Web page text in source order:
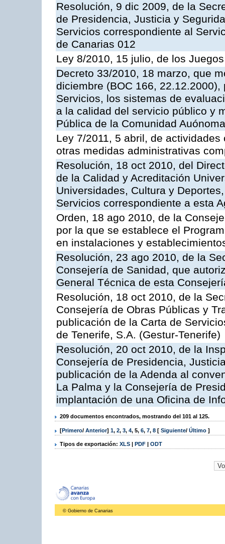
Resolución, 9 dic 2009, de la
de Presidencia, Justicia y
Servicios correspondiente al
de Canarias 012
Ley 8/2010, 15 julio, de los
Decreto 33/2010, 18 marzo, que
diciembre (BOC 166,
Servicios, los sistemas de
a la calidad del servicio público y
Pública de la Comunidad
Ley 7/2011, 5 abril, de
otras medidas administrativas
Resolución, 18 oct 2010, del
de la Calidad y Acreditación
Universidades, Cultura y
Servicios correspondiente a esta
Orden, 18 ago 2010, de la
por la que se establece el
en instalaciones y
Resolución, 23 ago 2010, de la
Consejería de Sanidad, que
General Técnica de esta
Resolución, 18 oct 2010, de la
Consejería de Obras Públicas y
publicación de la Carta de
de Tenerife, S.A. (Gestur-Tenerife)
Resolución, 20 oct 2010, de la
Consejería de Presidencia,
publicación de la Adenda al
La Palma y la Consejería de
implantación de una Oficina de
209 documentos encontrados, mostrando del 101 al 125.
[Primero/ Anterior] 1, 2, 3, 4, 5, 6, 7, 8 [ Siguiente/ Último ]
Tipos de exportación: XLS | PDF | ODT
© Gobierno de Canarias